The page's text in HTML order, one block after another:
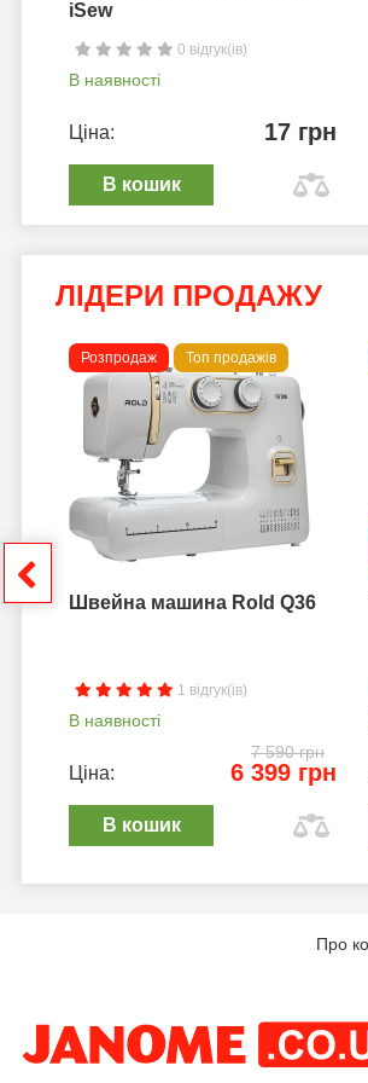
iSew
0 відгук(ів)
В наявності
Ціна: 17 грн
В кошик
ЛІДЕРИ ПРОДАЖУ
Розпродаж Топ продажів
Швейна машина Rold Q36
1 відгук(ів)
В наявності
7 590 грн
Ціна: 6 399 грн
В кошик
Про